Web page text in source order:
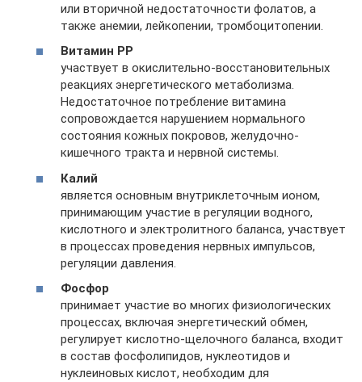
или вторичной недостаточности фолатов, а
также анемии, лейкопении, тромбоцитопении.
Витамин РР
участвует в окислительно-восстановительных
реакциях энергетического метаболизма.
Недостаточное потребление витамина
сопровождается нарушением нормального
состояния кожных покровов, желудочно-
кишечного тракта и нервной системы.
Калий
является основным внутриклеточным ионом,
принимающим участие в регуляции водного,
кислотного и электролитного баланса, участвует
в процессах проведения нервных импульсов,
регуляции давления.
Фосфор
принимает участие во многих физиологических
процессах, включая энергетический обмен,
регулирует кислотно-щелочного баланса, входит
в состав фосфолипидов, нуклеотидов и
нуклеиновых кислот, необходим для